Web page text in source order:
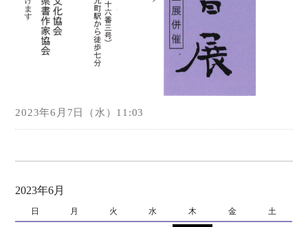
2023年6月7日（水）11:03
2023年6月
日 月 火 水 木 金 土